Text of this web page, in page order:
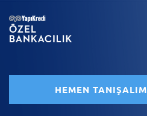
HEMEN TANIŞALIM